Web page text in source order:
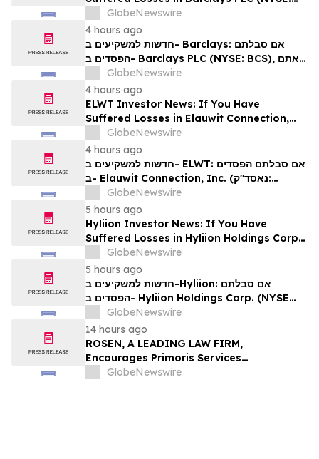
BCS), You Are Encouraged to Contact The
Rosen Law Firm About Your Rights
GlobeNewswire
4 hours ago
חדשות למשקיעים ב- Barclays: אם סבלתם
הפסדים ב- Barclays PLC (NYSE: BCS), אתם
מוזמנים ליצור קשר עם משרד רוזן עורכי דין בנוגע
לזכויותיכם
GlobeNewswire
4 hours ago
ELWT Investor News: If You Have
Suffered Losses in Elauwit Connection,
Inc. (NASDAQ: ELWT), You Are
Encouraged to Contact The Rosen Law
Firm About Your Rights
GlobeNewswire
4 hours ago
חדשות למשקיעים ב- ELWT: אם סבלתם הפסדים
ב- Elauwit Connection, Inc. (נאסד"ק:
ELWT), אתם מוזמנים ליצור קשר עם משרד רוזן
עורכי דין בנוגע לזכויותיכם
GlobeNewswire
5 hours ago
Hyliion Investor News: If You Have
Suffered Losses in Hyliion Holdings Corp.
(NYSE American: HYLN), You Are
Encouraged to Contact The Rosen Law
Firm About Your Rights
GlobeNewswire
5 hours ago
חדשות למשקיעים ב-Hyliion: אם סבלתם
הפסדים ב- Hyliion Holdings Corp. (NYSE
American: HYLN), אתם מוזמנים ליצור קשר עם
משרד רוזן עורכי דין בנוגע לזכויותיכם
GlobeNewswire
14 hours ago
ROSEN, A LEADING LAW FIRM,
Encourages Primoris Services
Corporation Investors to Secure Counsel
GlobeNewswire